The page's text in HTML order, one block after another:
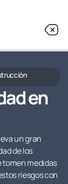
en
un gran
de los
tomen medidas
riesgos con